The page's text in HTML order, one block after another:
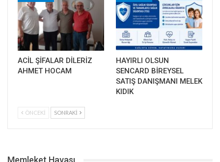
ACİL ŞİFALAR DİLERİZ
AHMET HOCAM
HAYIRLI OLSUN
SENCARD BİREYSEL
SATIŞ DANIŞMANI MELEK
KIDIK
ÖNCEKI SONRAKI
Memleket Havası